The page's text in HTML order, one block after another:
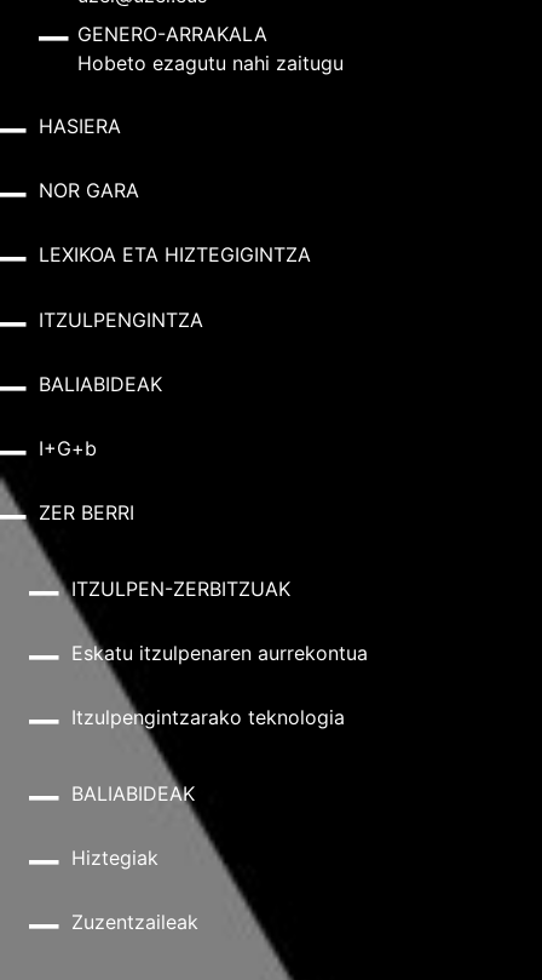
GENERO-ARRAKALA
Hobeto ezagutu nahi zaitugu
HASIERA
NOR GARA
LEXIKOA ETA HIZTEGIGINTZA
ITZULPENGINTZA
BALIABIDEAK
I+G+b
ZER BERRI
ITZULPEN-ZERBITZUAK
Eskatu itzulpenaren aurrekontua
Itzulpengintzarako teknologia
BALIABIDEAK
Hiztegiak
Zuzentzaileak